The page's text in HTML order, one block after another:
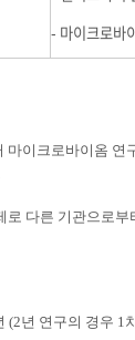
- 마이크로바
마이크로바이옴 연
로 다른 기관으로부
(2년 연구의 경우 1